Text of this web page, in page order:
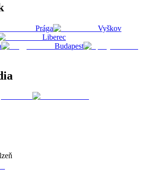
Prága
Vyškov
Liberec
Budapest